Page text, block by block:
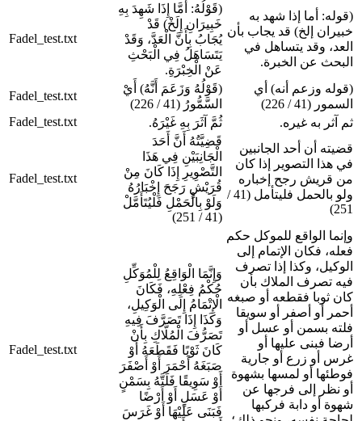
Fadel_test.txt
(قَوْلُهُ: أَمَّا إِذَا شَهِدَ بِهِ
خَبِيرَانِ إِلَخْ) قَدْ
يُجَابُ بِأَنَّ الْعَدَّ، وَقَدْ
يَتَسَاهَلُ فِي الْبَحْثِ
عَنْ الْخِبْرَةِ.
(قوله: أما إذا شهد به
خبيران إلخ) قد يجاب بأن
العد، وقد يتساهل في
البحث عن الخبرة.
Fadel_test.txt
(قَوْلُهُ وَزَعَمَ أَنَّهُ) أَيْ
السَّمُّورُ (41 / 226)
(قوله وزعم أنه) أي
السمور (41 / 226)
Fadel_test.txt
ثُمَّ آثَرَ بِهِ غَيْرَهُ. ثم آثر به غيره.
Fadel_test.txt
قَضِيَّتُهُ أَنَّ أَحَدَ
الْجَانِبَيْنِ فِي هَذَا
التَّصْوِيرِ إِذَا كَانَ مِنْ
قُرَيْشٍ رَجَحَ إِخْبَارُهُ
وَلَوْ بِالْحَمْلِ فَلْيُتَأَمَّلْ
(41 / 251)
قضيته أن أحد الجانبين
في هذا التصوير إذا كان
من قريش رجح إخباره
ولو بالحمل فليتأمل (41 /
251)
Fadel_test.txt
وَإِنَّمَا الْوَاقِعُ لِلْمُوَكِّلِ
حُكْمُ فِعْلِهِ، فَكَانَ
الْإِتْمَامُ إِلَى الْوَكِيلِ،
وَكَذَا إِذَا تَصَرَّفَ فِيهِ
تَصَرُّفَ الْمُلَّاكِ بِأَنْ
كَانَ ثَوْبًا فَقَطَعَهُ أَوْ
صَبَغَهُ أَحْمَرَ أَوْ أَصْفَرَ
أَوْ سَوِيقًا فَلَتَّهُ بِسَمْنٍ
أَوْ عَسَلٍ أَوْ أَرْضًا
فَبَنَى عَلَيْهَا أَوْ غَرَسَ
وإنما الواقع للموكل حكم
فعله، فكان الإتمام إلى
الوكيل، وكذا إذا تصرف
فيه تصرف الملاك بأن
كان ثوبا فقطعه أو صبغه
أحمر أو أصفر أو سويقا
فلته بسمن أو عسل أو
أرضا فبنى عليها أو
غرس أو زرع أو جارية
فوطئها أو لمسها بشهوة
أو نظر إلى فرجها عن
شهوة أو دابة فركبها